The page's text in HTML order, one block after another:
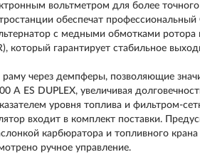
вольтметром для более
обеспечат
с медными обмотками ротора
который гарантирует стабильное
через демпферы, позволяющие
A ES DUPLEX, увеличивая
уровня топлива и фильтром-
входит в комплект поставки.
карбюратора и топливного
ручное управление.